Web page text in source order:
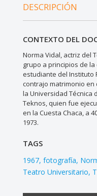
DESCRIPCIÓN
CONTEXTO DEL
Norma Vidal, actriz del
grupo a principios de
estudiante del Instituto
contrajo matrimonio en
la Universidad Técnica
Teknos, quien fue
en la Cuesta Chaca, a
1973.
TAGS
1967 fotografía
Teatro Universitario